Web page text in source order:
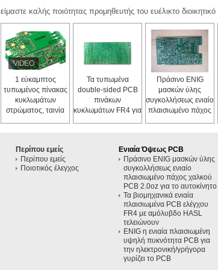
είμαστε καλής ποιότητας προμηθευτής του ευέλικτο
1 εύκαμπτος
τυπωμένος πίνακας
κυκλωμάτων
στρώματος, ταινία
Τα τυπωμένα
double-sided PCB
πινάκων
κυκλωμάτων FR4 για
αγοράζουν τον
πίνακα PCB
factory/94v0
Πράσινο ENIG
μασκών ύλης
συγκολλήσεως ενιαίο
πλαισιωμένο πάχος
Περίπου εμείς
Περίπου εμείς
Ποιοτικός έλεγχος
Ενιαία Όψεως PCB
Πράσινο ENIG μασκών ύλης
συγκολλήσεως ενιαίο
πλαισιωμένο πάχος χαλκού
PCB 2.0oz για το αυτοκίνητο
Τα βιομηχανικά ενιαία
πλαισιωμένα PCB ελέγχου
FR4 με αμόλυβδο HASL
τελειώνουν
ENIG η ενιαία πλαισιωμένη
υψηλή πυκνότητα PCB για
την ηλεκτρονική/γρήγορα
γυρίζει το PCB